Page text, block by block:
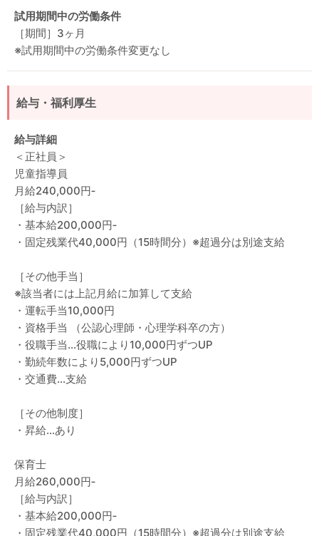
試用期間中の労働条件
［期間］3ヶ月
※試用期間中の労働条件変更なし
給与・福利厚生
給与詳細
＜正社員＞
児童指導員
月給240,000円‐
［給与内訳］
・基本給200,000円‐
・固定残業代40,000円（15時間分）※超過分は別途支給
［その他手当］
※該当者には上記月給に加算して支給
・運転手当10,000円
・資格手当 （公認心理師・心理学科卒の方）
・役職手当…役職により10,000円ずつUP
・勤続年数により5,000円ずつUP
・交通費…支給
［その他制度］
・昇給…あり
保育士
月給260,000円‐
［給与内訳］
・基本給200,000円‐
・固定残業代40,000円（15時間分）※超過分は別途支給